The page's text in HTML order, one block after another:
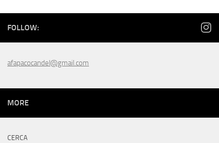
FOLLOW:
afapacocandel@gmail.com
MORE
CERCA